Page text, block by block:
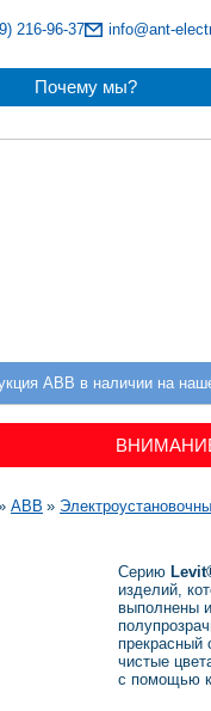
216-96-37 info@ant-
Почему мы?
ABB в наличии на
ВНИМАНИЕ!
ABB
Серию
изделий,
выполнены
прекрасный
чистые
с помощью